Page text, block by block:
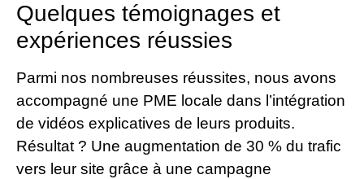
Quelques témoignages et
expériences réussies
Parmi nos nombreuses réussites, nous avons
accompagné une PME locale dans l’intégration
de vidéos explicatives de leurs produits.
Résultat ? Une augmentation de 30 % du trafic
vers leur site grâce à une campagne